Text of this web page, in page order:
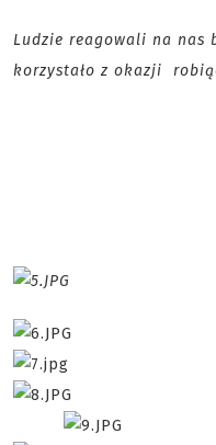
Ludzie reagowali na nas
korzystało z okazji